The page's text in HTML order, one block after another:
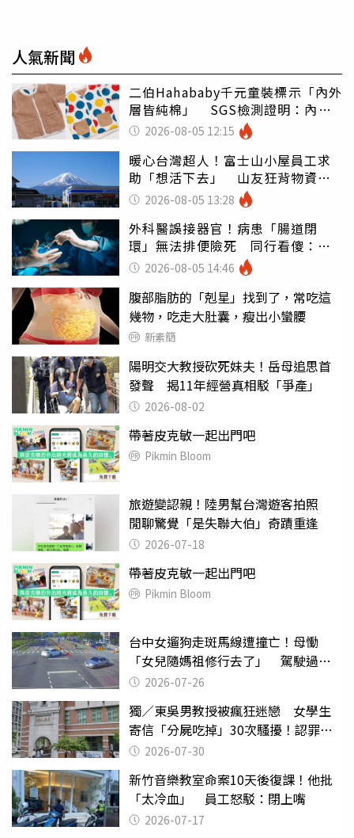
人氣新聞
二伯Hahababy千元童裝標示「內外
層皆純棉」 SGS檢測證明：內裡
100%聚酯纖維
2026-08-05 12:15
暖心台灣超人！富士山小屋員工求
助「想活下去」 山友狂背物資上
山：台灣真的是寶島
2026-08-05 13:28
外科醫誤接器官！病患「腸道閉
環」無法排便險死 同行看傻：糟
糕至極
2026-08-05 14:46
腹部脂肪的「剋星」找到了，常吃這
幾物，吃走大肚囊，瘦出小蠻腰
新素簡
陽明交大教授砍死妹夫！岳母追思首
發聲 揭11年經營真相駁「爭產」
2026-08-02
帶著皮克敏一起出門吧
Pikmin Bloom
旅遊變認親！陸男幫台灣遊客拍照
閒聊驚覺「是失聯大伯」奇蹟重逢
2026-07-18
帶著皮克敏一起出門吧
Pikmin Bloom
台中女遛狗走斑馬線遭撞亡！母慟
「女兒隨媽祖修行去了」 駕駛過失
致死判9月
2026-07-26
獨／東吳男教授被瘋狂迷戀 女學生
寄信「分屍吃掉」30次騷擾！認罪免
關 2026-07-30
新竹音樂教室命案10天後復課！他批
「太冷血」 員工怒駁：閉上嘴
2026-07-17